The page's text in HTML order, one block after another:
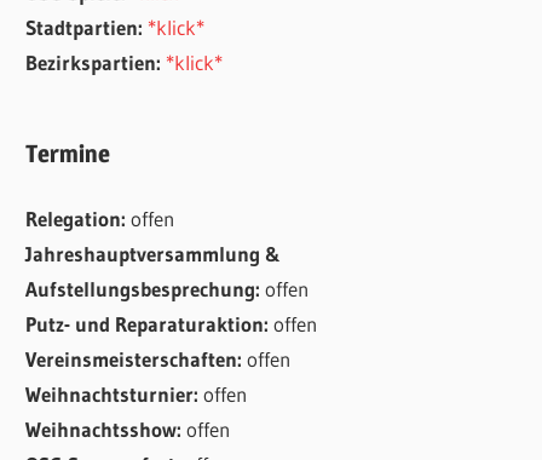
Stadtpartien: *klick*
Bezirkspartien: *klick*
Termine
Relegation:offen
Jahreshauptversammlung &
Aufstellungsbesprechung:offen
Putz- und Reparaturaktion:offen
Vereinsmeisterschaften:offen
Weihnachtsturnier:offen
Weihnachtsshow:offen